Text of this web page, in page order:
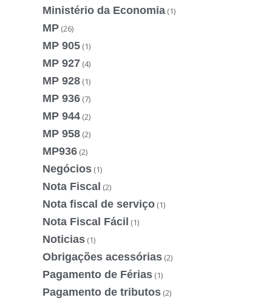
Ministério da Economia (1)
MP (26)
MP 905 (1)
MP 927 (4)
MP 928 (1)
MP 936 (7)
MP 944 (2)
MP 958 (2)
MP936 (2)
Negócios (1)
Nota Fiscal (2)
Nota fiscal de serviço (1)
Nota Fiscal Fácil (1)
Noticias (1)
Obrigações acessórias (2)
Pagamento de Férias (1)
Pagamento de tributos (2)